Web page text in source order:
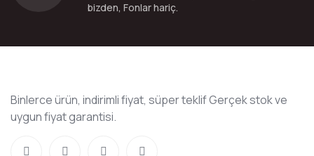
bizden, Fonlar hariç.
Binlerce ürün, indirimli fiyat, süper teklif Gerçek stok ve
uygun fiyat garantisi.